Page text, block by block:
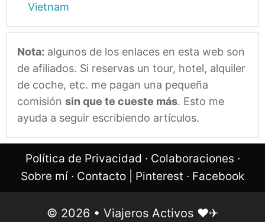
Vietnam
Nota: algunos de los enlaces en esta web son
de afiliados. Si reservas un tour, hotel, alquiler
de coche, etc. me pagan una pequeña
comisión sin que te cueste más. Esto me
ayuda a seguir escribiendo artículos.
Política de Privacidad · Colaboraciones ·
Sobre mí · Contacto Pinterest · Facebook
© 2026 • Viajeros Activos ❤︎✈︎